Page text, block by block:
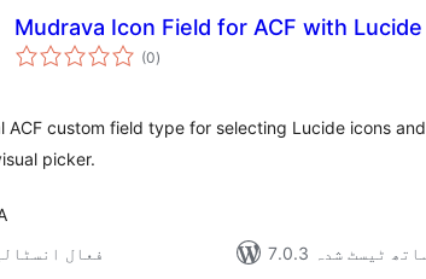
Mudrava Icon Field for ACF with Lucide
(0مجموعی
درجہ
)
ACF custom field type for selecting Lucide icons
picker.
20+ فعال
کے ساتھ ٹیسٹ شدہ